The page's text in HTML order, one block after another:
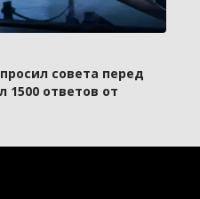
совета перед
1500 ответов от